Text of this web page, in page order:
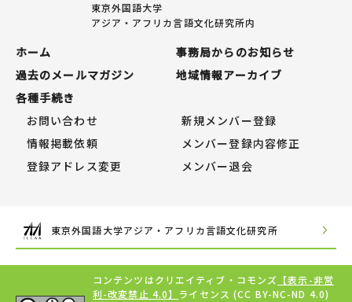
東京外国語大学
アジア・アフリカ言語文化研究所内
ホーム
事務局からのお知らせ
過去のメールマガジン
地域情報アーカイブ
各種手続き
お問い合わせ
新規メンバー登録
情報掲載依頼
メンバー登録内容修正
登録アドレス変更
メンバー退会
東京外国語大学アジア・アフリカ言語文化研究所
コンテンツはクリエイティブ・コモンズ 【表示-非営
利-改変禁止 4.0】 ライセンス (CC BY-NC-ND 4.0)